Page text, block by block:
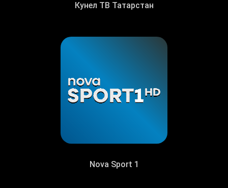
Кунел ТВ Татарстан
Nova Sport 1